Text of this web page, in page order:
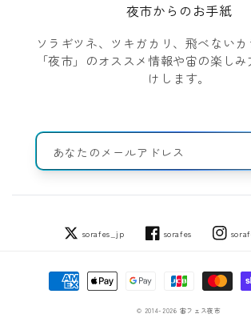
夜市からのお手紙
ソラギツネ、ツキガカリ、飛べないカ
「夜市」のオススメ情報や宙の楽し
けします。
あなたのメールアドレス
Twitter
sorafes_jp Facebook
sorafes
決
済
© 2014-2026 宙フェス夜市